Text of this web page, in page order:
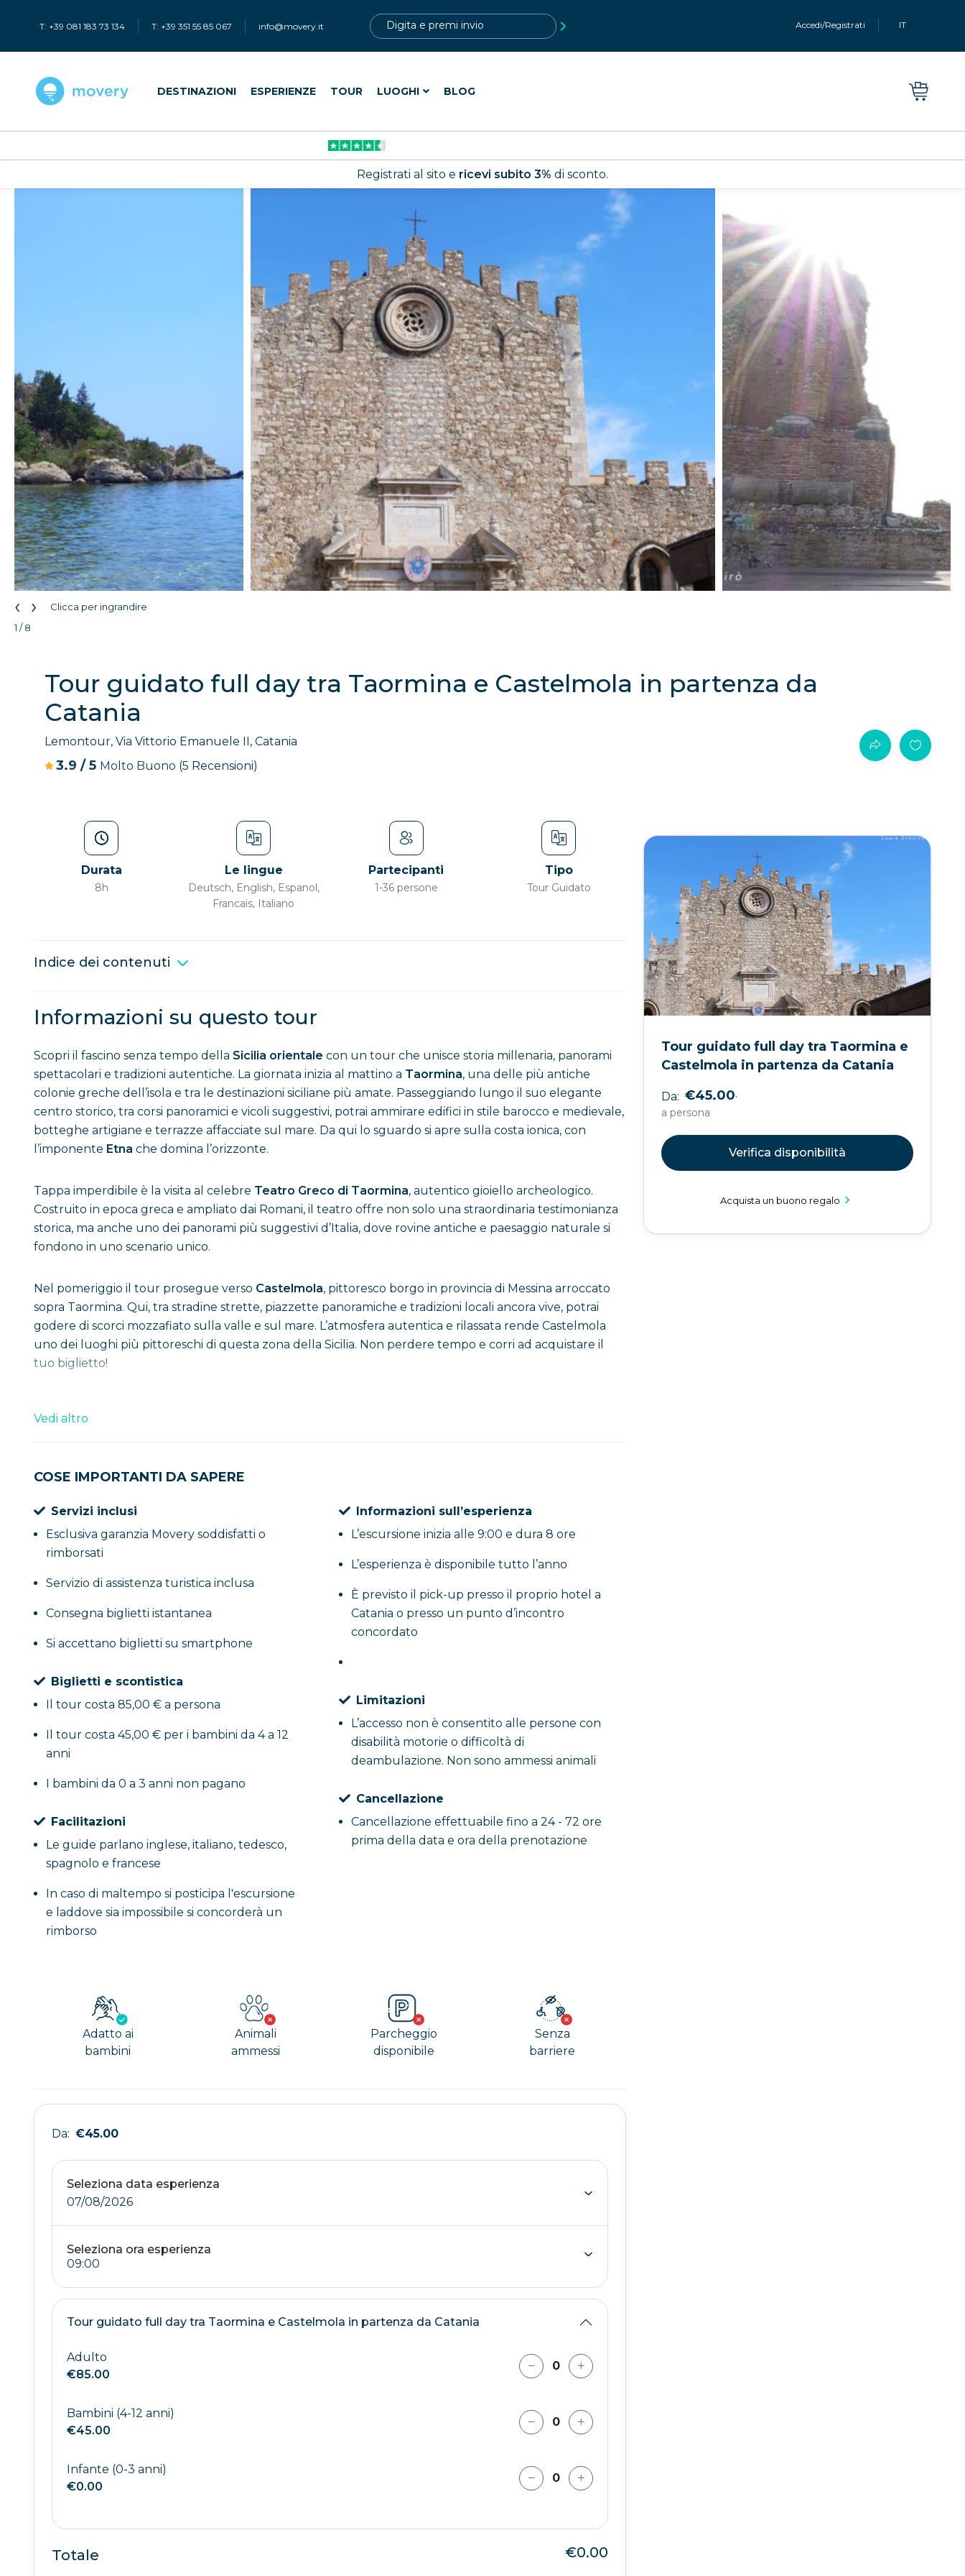
T: +39 081 183 73 134 T: +39 351 55 85 067 info@movery.it Accedi/Registrati IT
DESTINAZIONI ESPERIENZE TOUR LUOGHI BLOG
Registrati al sito e ricevi subito 3% di sconto.
‹ ›
Clicca per ingrandire
1 / 8
Tour guidato full day tra Taormina e Castelmola in partenza da
Catania
Lemontour, Via Vittorio Emanuele II, Catania
3.9 /5 Molto Buono (5 Recensioni)
Durata
8h
Le lingue
Deutsch, English, Espanol,
Francais, Italiano
Partecipanti
1-36 persone
Tipo
Tour Guidato
Indice dei contenuti
Informazioni su questo tour
Scopri il fascino senza tempo della Sicilia orientale con un tour che unisce storia millenaria, panorami
spettacolari e tradizioni autentiche. La giornata inizia al mattino a Taormina, una delle più antiche
colonie greche dell’isola e tra le destinazioni siciliane più amate. Passeggiando lungo il suo elegante
centro storico, tra corsi panoramici e vicoli suggestivi, potrai ammirare edifici in stile barocco e medievale,
botteghe artigiane e terrazze affacciate sul mare. Da qui lo sguardo si apre sulla costa ionica, con
l’imponente Etna che domina l’orizzonte.
Tappa imperdibile è la visita al celebre Teatro Greco di Taormina, autentico gioiello archeologico.
Costruito in epoca greca e ampliato dai Romani, il teatro offre non solo una straordinaria testimonianza
storica, ma anche uno dei panorami più suggestivi d’Italia, dove rovine antiche e paesaggio naturale si
fondono in uno scenario unico.
Nel pomeriggio il tour prosegue verso Castelmola, pittoresco borgo in provincia di Messina arroccato
sopra Taormina. Qui, tra stradine strette, piazzette panoramiche e tradizioni locali ancora vive, potrai
godere di scorci mozzafiato sulla valle e sul mare. L’atmosfera autentica e rilassata rende Castelmola
uno dei luoghi più pittoreschi di questa zona della Sicilia. Non perdere tempo e corri ad acquistare il
tuo biglietto!
Vedi altro
COSE IMPORTANTI DA SAPERE
Servizi inclusi
Esclusiva garanzia Movery soddisfatti o
rimborsati
Servizio di assistenza turistica inclusa
Consegna biglietti istantanea
Si accettano biglietti su smartphone
Biglietti e scontistica
Il tour costa 85,00 € a persona
Il tour costa 45,00 € per i bambini da 4 a 12
anni
I bambini da 0 a 3 anni non pagano
Facilitazioni
Le guide parlano inglese, italiano, tedesco,
spagnolo e francese
In caso di maltempo si posticipa l'escursione
e laddove sia impossibile si concorderà un
rimborso
Informazioni sull’esperienza
L’escursione inizia alle 9:00 e dura 8 ore
L’esperienza è disponibile tutto l’anno
È previsto il pick-up presso il proprio hotel a
Catania o presso un punto d’incontro
concordato
Limitazioni
L’accesso non è consentito alle persone con
disabilità motorie o difficoltà di
deambulazione. Non sono ammessi animali
Cancellazione
Cancellazione effettuabile fino a 24 - 72 ore
prima della data e ora della prenotazione
Adatto ai
bambini
Animali
ammessi
Parcheggio
disponibile
Senza
barriere
Da: €45.00
Seleziona data esperienza
07/08/2026
Seleziona ora esperienza
Tour guidato full day tra Taormina e Castelmola in partenza da Catania
Adulto
€85.00
Bambini (4-12 anni)
€45.00
Infante (0-3 anni)
€0.00
Totale €0.00
Tour guidato full day tra Taormina e
Castelmola in partenza da Catania
Da: €45.00.
a persona
Verifica disponibilità
Acquista un buono regalo